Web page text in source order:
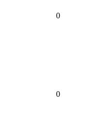
0
0